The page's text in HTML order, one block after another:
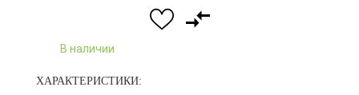
В наличии
ХАРАКТЕРИСТИКИ: